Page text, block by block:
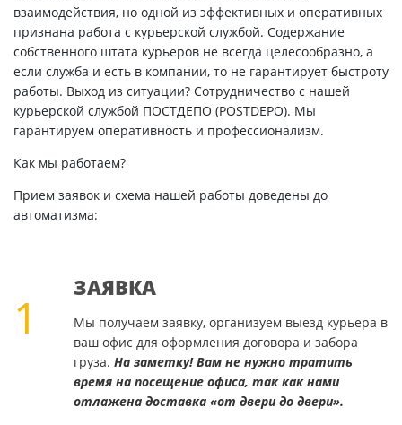
взаимодействия, но одной из эффективных и оперативных
признана работа с курьерской службой. Содержание
собственного штата курьеров не всегда целесообразно, а
если служба и есть в компании, то не гарантирует быстроту
работы. Выход из ситуации? Сотрудничество с нашей
курьерской службой ПОСТДЕПО (POSTDEPO). Мы
гарантируем оперативность и профессионализм.
Как мы работаем?
Прием заявок и схема нашей работы доведены до
автоматизма:
1
ЗАЯВКА
Мы получаем заявку, организуем выезд курьера в
ваш офис для оформления договора и забора
груза. На заметку! Вам не нужно тратить
время на посещение офиса, так как нами
отлажена доставка «от двери до двери».